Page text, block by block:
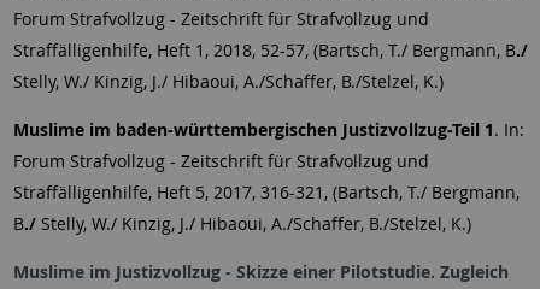
Forum Strafvollzug - Zeitschrift für Strafvollzug und
Straffälligenhilfe, Heft 1, 2018, 52-57, (Bartsch, T./ Bergmann, B./
Stelly, W./ Kinzig, J./ Hibaoui, A./Schaffer, B./Stelzel, K.)
Muslime im baden-württembergischen Justizvollzug-Teil 1. In:
Forum Strafvollzug - Zeitschrift für Strafvollzug und
Straffälligenhilfe, Heft 5, 2017, 316-321, (Bartsch, T./ Bergmann,
B./Stelly, W./ Kinzig, J./ Hibaoui, A./Schaffer, B./Stelzel, K.)
Muslime im Justizvollzug - Skizze einer Pilotstudie. Zugleich